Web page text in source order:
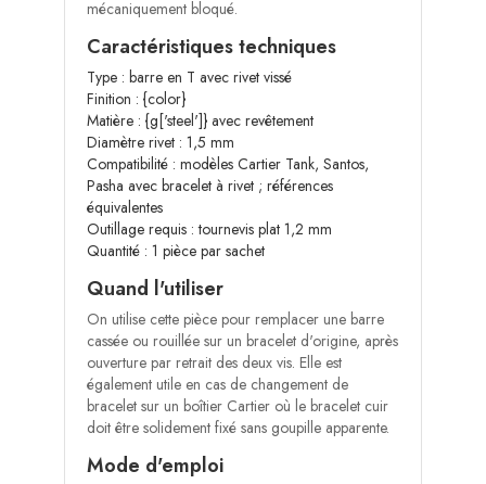
mécaniquement bloqué.
Caractéristiques techniques
Type : barre en T avec rivet vissé
Finition : {color}
Matière : {g['steel']} avec revêtement
Diamètre rivet : 1,5 mm
Compatibilité : modèles Cartier Tank, Santos,
Pasha avec bracelet à rivet ; références
équivalentes
Outillage requis : tournevis plat 1,2 mm
Quantité : 1 pièce par sachet
Quand l'utiliser
On utilise cette pièce pour remplacer une barre
cassée ou rouillée sur un bracelet d'origine, après
ouverture par retrait des deux vis. Elle est
également utile en cas de changement de
bracelet sur un boîtier Cartier où le bracelet cuir
doit être solidement fixé sans goupille apparente.
Mode d'emploi